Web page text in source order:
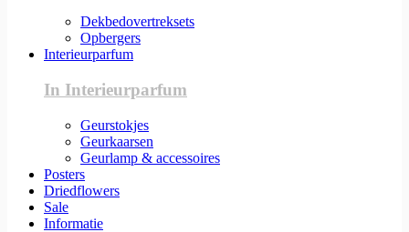
Dekbedovertreksets
Opbergers
Interieurparfum
In Interieurparfum
Geurstokjes
Geurkaarsen
Geurlamp & accessoires
Posters
Driedflowers
Sale
Informatie